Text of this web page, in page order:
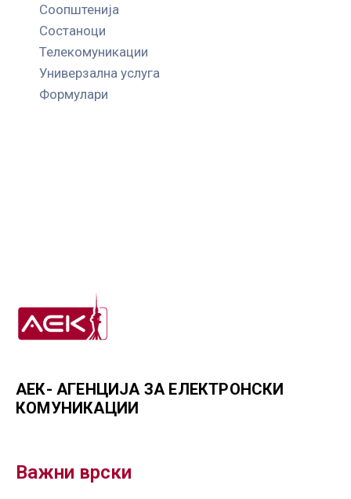
Соопштенија
Состаноци
Телекомуникации
Универзална услуга
Формулари
АЕК- АГЕНЦИЈА ЗА ЕЛЕКТРОНСКИ
КОМУНИКАЦИИ
Важни врски